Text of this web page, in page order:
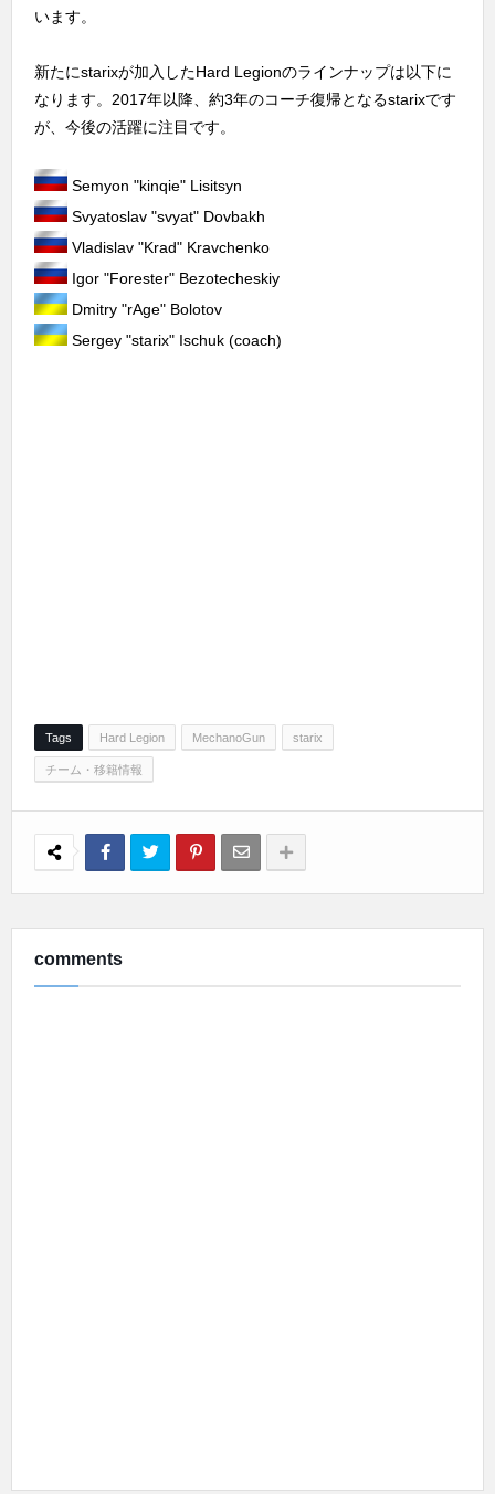
います。
新たにstarixが加入したHard Legionのラインナップは以下に
なります。2017年以降、約3年のコーチ復帰となるstarixです
が、今後の活躍に注目です。
Semyon "⁠kinqie⁠" Lisitsyn
Svyatoslav "⁠svyat⁠" Dovbakh
Vladislav "⁠Krad⁠" Kravchenko
Igor "⁠Forester⁠" Bezotecheskiy
Dmitry "⁠rAge⁠" Bolotov
Sergey "⁠starix⁠" Ischuk (coach)
Tags Hard Legion MechanoGun starix
チーム・移籍情報
comments